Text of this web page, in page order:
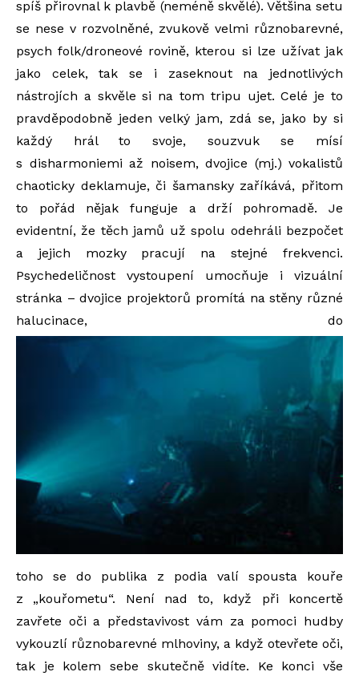
spíš přirovnal k plavbě (neméně skvělé). Většina setu
se nese v rozvolněné, zvukově velmi různobarevné,
psych folk/droneové rovině, kterou si lze užívat jak
jako celek, tak se i zaseknout na jednotlivých
nástrojích a skvěle si na tom tripu ujet. Celé je to
pravděpodobně jeden velký jam, zdá se, jako by si
každý hrál to svoje, souzvuk se mísí
s disharmoniemi až noisem, dvojice (mj.) vokalistů
chaoticky deklamuje, či šamansky zaříkává, přitom
to pořád nějak funguje a drží pohromadě. Je
evidentní, že těch jamů už spolu odehráli bezpočet
a jejich mozky pracují na stejné frekvenci.
Psychedeličnost vystoupení umocňuje i vizuální
stránka – dvojice projektorů promítá na stěny různé
halucinace, do
toho se do publika z podia valí spousta kouře
z „kouřometu“. Není nad to, když při koncertě
zavřete oči a představivost vám za pomoci hudby
vykouzlí různobarevné mlhoviny, a když otevřete oči,
tak je kolem sebe skutečně vidíte. Ke konci vše